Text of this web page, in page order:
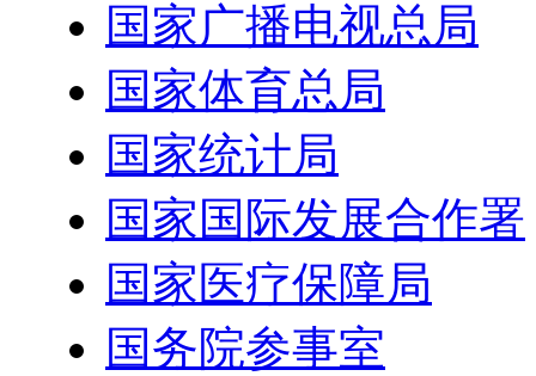
国家广播电视总局
国家体育总局
国家统计局
国家国际发展合作署
国家医疗保障局
国务院参事室